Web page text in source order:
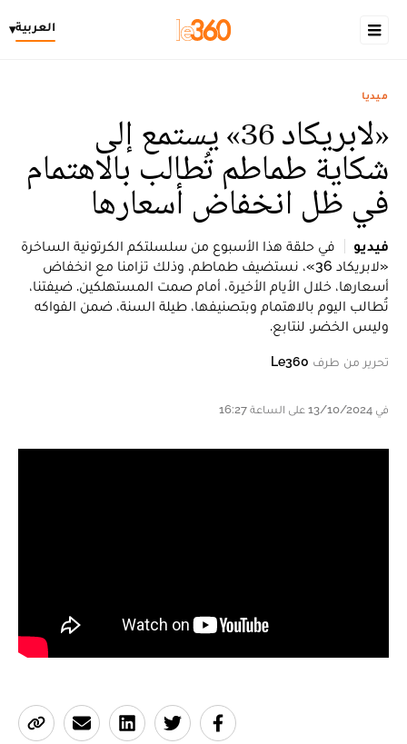
العربية▾
ميديا
«لابريكاد 36» يستمع إلى
شكاية طماطم تُطالب بالاهتمام
في ظل انخفاض أسعارها
فيديو
في حلقة هذا الأسبوع من سلسلتكم الكرتونية الساخرة
«لابريكاد 36»، نستضيف طماطم، وذلك تزامنا مع انخفاض
أسعارها، خلال الأيام الأخيرة، أمام صمت المستهلكين. ضيفتنا،
تُطالب اليوم بالاهتمام وبتصنيفها، طيلة السنة، ضمن الفواكه
وليس الخضر. لنتابع.
تحرير من طرف Le360
في 13/10/2024 على الساعة 16:27